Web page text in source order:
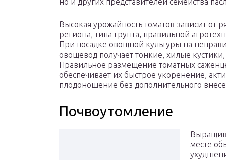
Высокая урожайность томатов зависит от
региона, типа грунта, правильной
При посадке овощной культуры на
овощевод получает тонкие, хилые
Правильное размещение томатных
обеспечивает их быстрое укоренение,
плодоношение без дополнительного
Почвоутомление
месте